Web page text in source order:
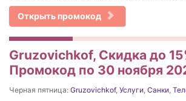
Открыть промокод
Gruzovichkof, Скидка до
Промокод по 30 ноября
Черная пятница: Gruzovichkof, Услуги, Санки,